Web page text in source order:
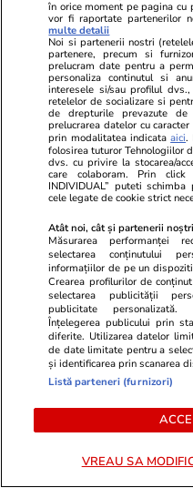
lacrimi pe vedetă:
rușine să fiu
POLITIC
Politică
Radu Miruță, despre
TAROM: „Nu trebuie
De ce a fost destituit
pus de PSD
Politică
Măsurile anunțate de
Miruță la CFR Călători,
80% dintre români au
nu ar recomanda
trenul: Sancțiuni,
responsabili de trenuri
în orice moment pe pagina cu
vor fi raportate partenerilor
multe detalii
Noi si partenerii nostri
partenere, precum si
prelucram date pentru a
personaliza continutul si
interesele si/sau profilul
retelelor de socializare si
de drepturile prevazute
prelucrarea datelor cu
prin modalitatea indicataaici.
folosirea tuturor Tehnologiilor
dvs. cu privire la stocarea/
care colaboram. Prin click
INDIVIDUAL” puteti
cele legate de cookie strict
Atât noi, cât și partenerii
Măsurarea performanței
selectarea conținutului
informațiilor de pe un
Crearea profilurilor de
selectarea publicității
publicitate personalizată.
Înțelegerea publicului prin
diferite. Utilizarea datelor
de date limitate pentru a
și identificarea prin scanarea
Listă parteneri (furnizori)
VREAU SA